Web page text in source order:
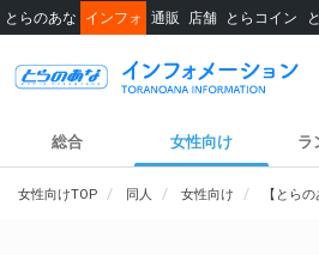
とらのあな インフォ 通販 店舗 とらコイン
総合 女性向け ラ
女性向けTOP 同人 女性向け 【とら